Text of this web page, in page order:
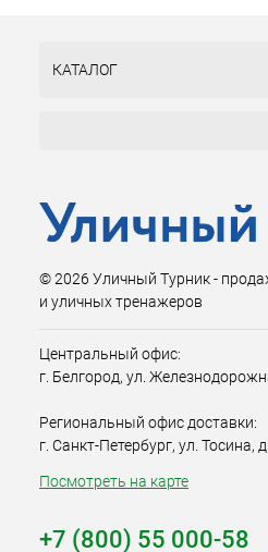
КАТАЛОГ
© 2026 Уличный Турник -
и уличных тренажеров
Центральный офис:
г. Белгород, ул.
Региональный офис доставки:
г. Санкт-Петербург, ул. Тосина,
Посмотреть на карте
+7 (800) 55 000-58